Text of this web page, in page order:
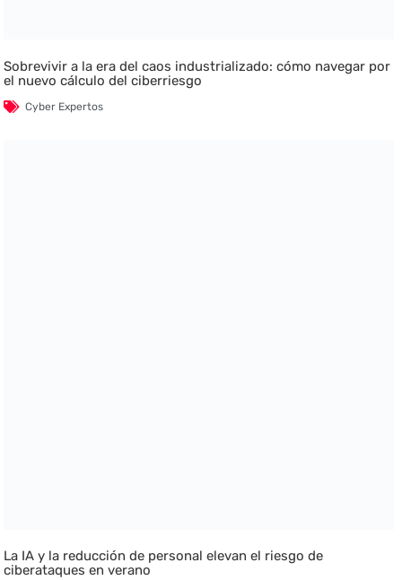
Sobrevivir a la era del caos industrializado: cómo navegar por
el nuevo cálculo del ciberriesgo
Cyber Expertos
La IA y la reducción de personal elevan el riesgo de
ciberataques en verano